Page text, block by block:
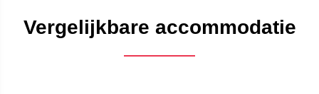
Vergelijkbare accommodatie